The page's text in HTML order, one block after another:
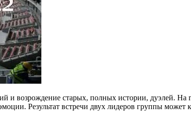
возрождение старых, полных истории, дуэлей. На
Результат встречи двух лидеров группы может